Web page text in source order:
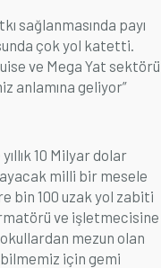
sağlanmasında payı
çok yol katetti.
ve Mega Yat sektörü
anlamına geliyor”
10 Milyar dolar
milli bir mesele
bin 100 uzak yol zabiti
ve işletmecisine
mezun olan
için gemi